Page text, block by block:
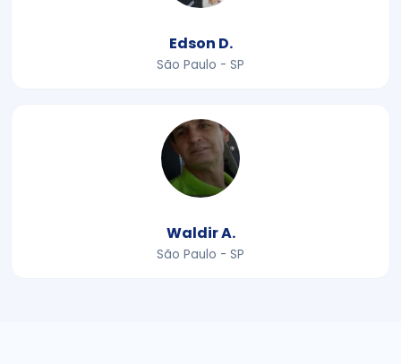
Edson D.
São Paulo - SP
Waldir A.
São Paulo - SP